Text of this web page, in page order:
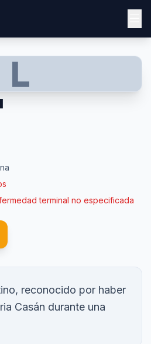
L
terminal no especificada
reconocido por haber
Casán durante una